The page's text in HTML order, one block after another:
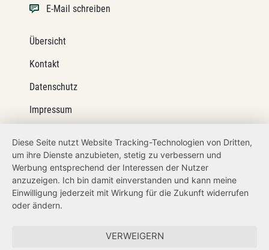
E-Mail schreiben
Übersicht
Kontakt
Datenschutz
Impressum
Netiquette
Transparenzanspruch
Hinweisgeberschutz
Forum Mitteleuropa
Diese Seite nutzt Website Tracking-Technologien von Dritten,
um ihre Dienste anzubieten, stetig zu verbessern und
Werbung entsprechend der Interessen der Nutzer
anzuzeigen. Ich bin damit einverstanden und kann meine
Einwilligung jederzeit mit Wirkung für die Zukunft widerrufen
oder ändern.
VERWEIGERN